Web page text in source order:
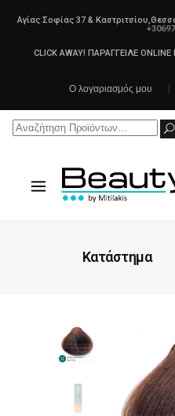
Αγίας Σοφίας 37 &
CLICK AWAY! ΠΑΡΑΓΓΕΙΛΕ
Ο λογαριασμός μου
Search
Κατάστημα